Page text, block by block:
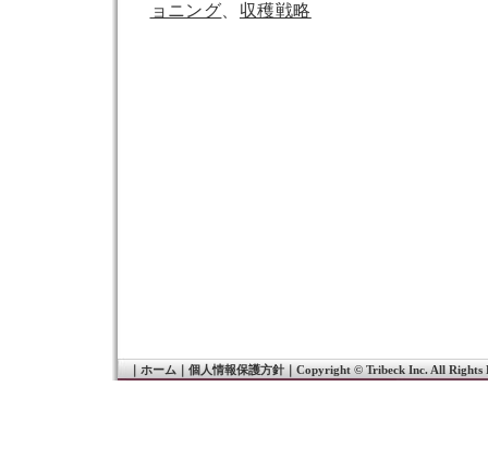
ョニング
収穫戦略
ホーム｜ 個人情報保護方針｜ Copyright © Tribeck Inc. All Rights